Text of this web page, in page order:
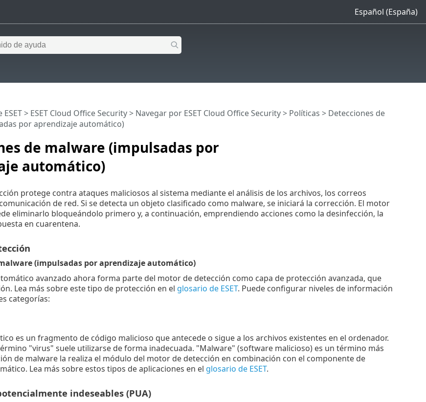
Español (España)
de malware (impulsadas por
automático)
> ESET Cloud Office Security> Navegar por ESET Cloud Office Security> Políticas > Detecciones de
por aprendizaje automático)
protege contra ataques maliciosos al sistema mediante el análisis de los archivos, los correos
de red. Si se detecta un objeto clasificado como malware, se iniciará la corrección. El motor
eliminarlo bloqueándolo primero y, a continuación, emprendiendo acciones como la desinfección, la
en cuarentena.
(impulsadas por aprendizaje automático)
avanzado ahora forma parte del motor de detección como capa de protección avanzada, que
Lea más sobre este tipo de protección en el glosario de ESET. Puede configurar niveles de información
categorías:
es un fragmento de código malicioso que antecede o sigue a los archivos existentes en el ordenador.
"virus" suele utilizarse de forma inadecuada. "Malware" (software malicioso) es un término más
de malware la realiza el módulo del motor de detección en combinación con el componente de
Lea más sobre estos tipos de aplicaciones en el glosario de ESET.
indeseables (PUA)